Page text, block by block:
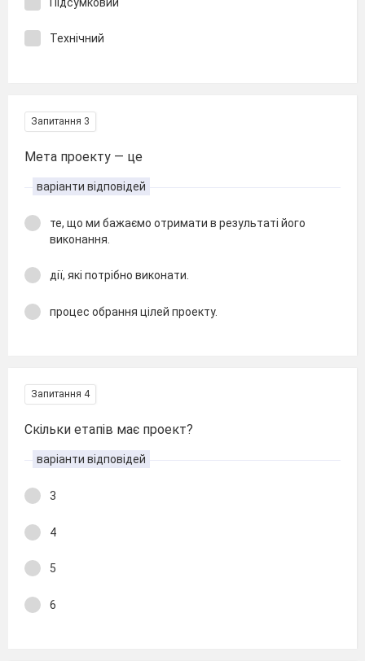
Технічний
Запитання 3
Мета проекту — це
варіанти відповідей
те, що ми бажаємо отримати в результаті його
виконання.
дії, які потрібно виконати.
процес обрання цілей проекту.
Запитання 4
Скільки етапів має проект?
варіанти відповідей
3
4
5
6